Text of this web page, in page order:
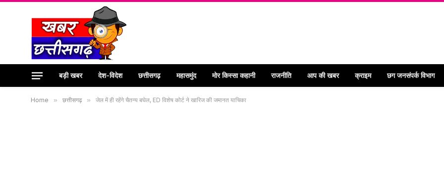
बड़ी खबर देश-विदेश छत्तीसगढ़ महासमुंद मोर किस्सा कहानी राजनीति आप की खबर क्राइम छग जनसंपर्क विभाग
Home » छत्तीसगढ़ » जेल में ही रहेंगे चैतन्य बघेल, ED विशेष कोर्ट ने खारिज की जमानत याचिका